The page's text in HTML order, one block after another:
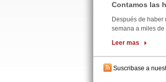
Contamos las
Después de haber
semana a miles
Leer mas
Suscribase a